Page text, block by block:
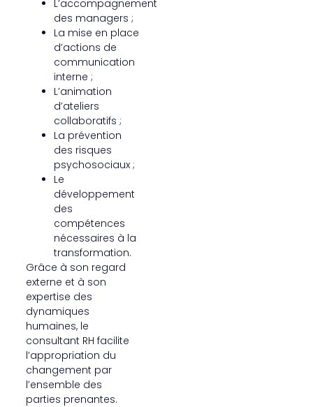
L’accompagnement
des managers ;
La mise en place
d’actions de
communication
interne ;
L’animation
d’ateliers
collaboratifs ;
La prévention
des risques
psychosociaux ;
Le
développement
des
compétences
nécessaires à la
transformation.
Grâce à son regard
externe et à son
expertise des
dynamiques
humaines, le
consultant RH facilite
l’appropriation du
changement par
l’ensemble des
parties prenantes.